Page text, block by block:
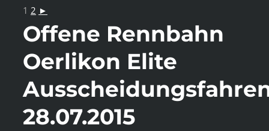
1 2 ►
Offene Rennbahn
Oerlikon Elite
28.07.2015